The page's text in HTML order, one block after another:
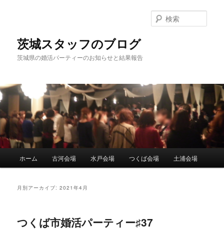
茨城スタッフのブログ
茨城県の婚活パーティーのお知らせと結果報告
索
メ
コ
サ
ン
ホーム 古河会場 水戸会場 つくば会場 土浦会場
月別アーカイブ:2021年4月
つくば市婚活パーティー♯37